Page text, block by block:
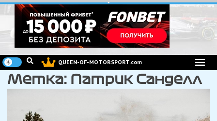
Перейти
к
содержимому
QUEEN-OF-MOTORSPORT.com
Метка: Патрик Санделл